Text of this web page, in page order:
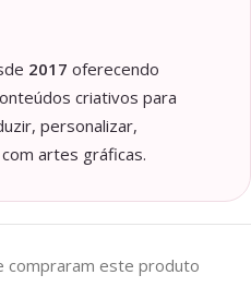
2017 oferecendo
criativos para
personalizar,
artes gráficas.
compraram este produto